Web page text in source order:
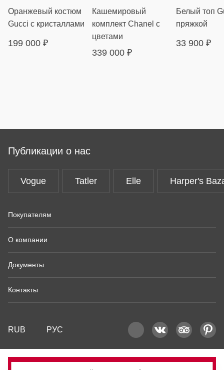
Оранжевый костюм
Gucci с кристаллами
199 000 ₽
Кашемировый
комплект Chanel с
цветами
339 000 ₽
Белый топ
пряжкой
33 900 ₽
Публикации о нас
Vogue Tatler Elle Harper's
Покупателям
О компании
Документы
Контакты
RUB РУС